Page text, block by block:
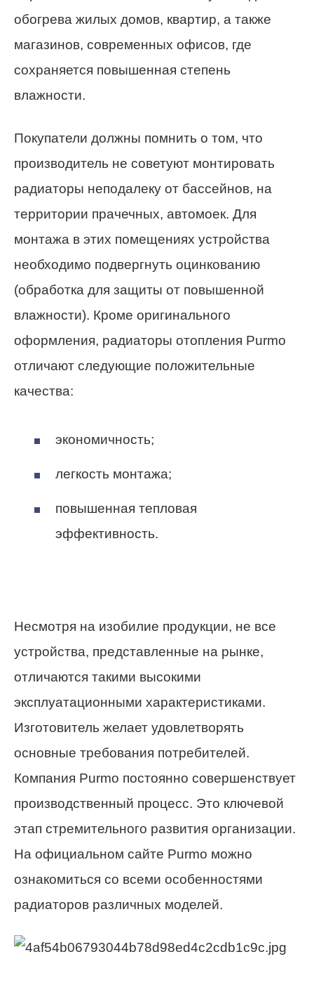
обогрева жилых домов, квартир, а также
магазинов, современных офисов, где
сохраняется повышенная степень
влажности.
Покупатели должны помнить о том, что
производитель не советуют монтировать
радиаторы неподалеку от бассейнов, на
территории прачечных, автомоек. Для
монтажа в этих помещениях устройства
необходимо подвергнуть оцинкованию
(обработка для защиты от повышенной
влажности). Кроме оригинального
оформления, радиаторы отопления Purmo
отличают следующие положительные
качества:
экономичность;
легкость монтажа;
повышенная тепловая
эффективность.
Несмотря на изобилие продукции, не все
устройства, представленные на рынке,
отличаются такими высокими
эксплуатационными характеристиками.
Изготовитель желает удовлетворять
основные требования потребителей.
Компания Purmo постоянно совершенствует
производственный процесс. Это ключевой
этап стремительного развития организации.
На официальном сайте Purmo можно
ознакомиться со всеми особенностями
радиаторов различных моделей.